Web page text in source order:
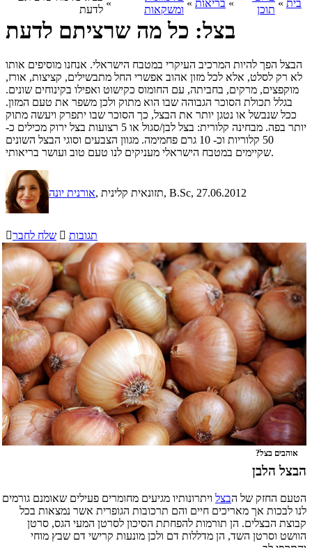
בית »
תוכן
» בריאות »
ומשקאות
»
לדעת
בצל: כל מה שרציתם לדעת
הבצל הפך להיות המרכיב העיקרי במטבח הישראלי. אנחנו מוסיפים אותו
לא רק לסלט, אלא לכל מזון אהוב אפשרי החל מתבשילים, קציצות, אורז,
מוקפצים, מרקים, בחביתה, עם החומוס כקישוט ואפילו בקינוחים שונים.
בגלל תכולת הסוכר הגבוהה שבו הוא מתוק ולכן משפר את טעם המזון.
ככל שנבשל או נטגן יותר את הבצל, כך הסוכר שבו יתפרק ויעשה מתוק
יותר בפה. מבחינה קלורית: בצל לבן/סגול או 5 רצועות בצל ירוק מכילים כ-
50 קלוריות וכ- 10 גרם פחמימה. מגוון הצבעים וסוגי הבצל השונים
שקיימים במטבח הישראלי מעניקים לנו טעם טוב ועושר בריאותי.
אורנית יונה , תזונאית קלינית, B.Sc, 27.06.2012
שלח לחבר  תגובות
אוהבים בצל?
הבצל הלבן
הטעם החזק של הבצל ויתרונותיו מגיעים מחומרים פעילים שאומנם גורמים
לנו לבכות אך מאריכים חיים והם תרכובות הגופרית אשר נמצאות בכל
קבוצת הבצלים. הן תורמות להפחתת הסיכון לסרטן המעי הגס, סרטן
הוושט וסרטן השד, הן מדללות דם ולכן מונעות קרישי דם שבץ מוחי